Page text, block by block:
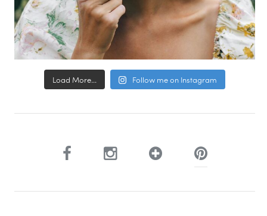
Load More... Follow me on Instagram